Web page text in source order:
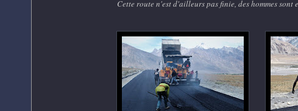
Cette route n'est d'ailleurs pas finie, des hommes